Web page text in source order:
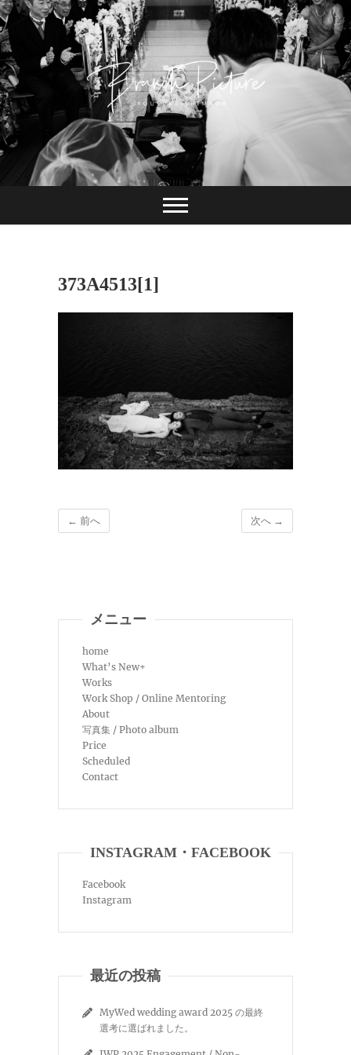
Skip
to
content
ブランチピクチャ
ー 嶋田陽介
長崎 カメラマン
373A4513[1]
← 前へ 次へ →
メニュー
home
What’s New+
Works
Work Shop / Online Mentoring
About
写真集 / Photo album
Price
Scheduled
Contact
INSTAGRAM・FACEBOOK
Facebook
Instagram
最近の投稿
MyWed wedding award 2025 の最終
選考に選ばれました。